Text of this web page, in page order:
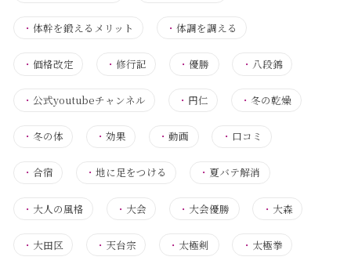
・ 体幹を鍛えるメリット ・体調を調える
・ 価格改定 ・修行記 ・優勝 ・ 八段錦
・ 公式youtubeチャンネル ・ 円仁 ・ 冬の乾燥
・ 冬の体 ・効果 ・動画 ・ 口コミ
・ 合宿 ・地に足をつける ・ 夏バテ解消
・ 大人の風格 ・ 大会 ・ 大会優勝 ・ 大森
・ 大田区 ・ 天台宗 ・ 太極剣 ・ 太極拳